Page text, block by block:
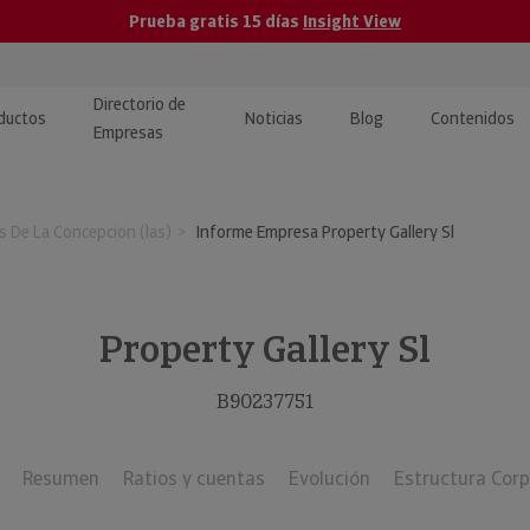
Prueba gratis 15 días Insight View
Directorio de
Empresas
Noticias Blog Contenidos
y tutoriales
Investigada
De La Concepcion (las) Informe Empresa Property Gallery Sl
Property Gallery Sl
B90237751
Resumen Ratios y cuentas Evolución Estructura